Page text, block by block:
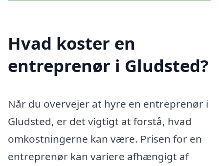
Hvad koster en
entreprenør i Gludsted?
Når du overvejer at hyre en entreprenør i
Gludsted, er det vigtigt at forstå, hvad
omkostningerne kan være. Prisen for en
entreprenør kan variere afhængigt af